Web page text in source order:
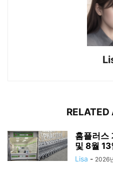
RELATED
홈플러스
및 8월
Lisa - 2026